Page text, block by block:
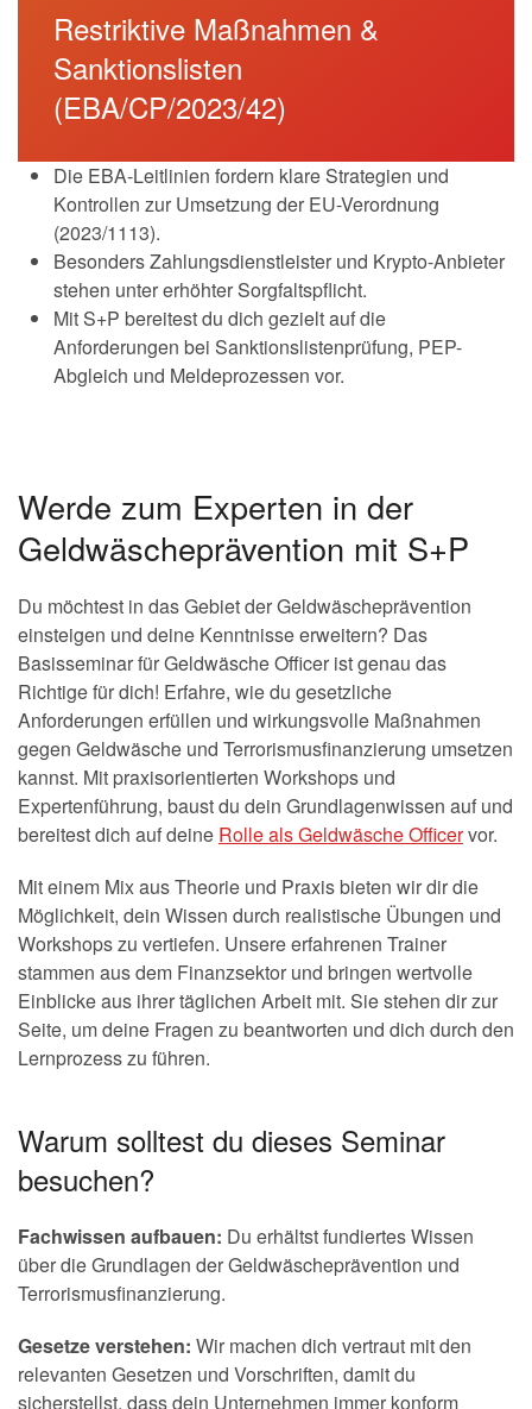
Restriktive Maßnahmen &
Sanktionslisten
(EBA/CP/2023/42)
Die EBA-Leitlinien fordern klare Strategien und
Kontrollen zur Umsetzung der EU-Verordnung
(2023/1113).
Besonders Zahlungsdienstleister und Krypto-Anbieter
stehen unter erhöhter Sorgfaltspflicht.
Mit S+P bereitest du dich gezielt auf die
Anforderungen bei Sanktionslistenprüfung, PEP-
Abgleich und Meldeprozessen vor.
Werde zum Experten in der
Geldwäscheprävention mit S+P
Du möchtest in das Gebiet der Geldwäscheprävention
einsteigen und deine Kenntnisse erweitern? Das
Basisseminar für Geldwäsche Officer ist genau das
Richtige für dich! Erfahre, wie du gesetzliche
Anforderungen erfüllen und wirkungsvolle Maßnahmen
gegen Geldwäsche und Terrorismusfinanzierung umsetzen
kannst. Mit praxisorientierten Workshops und
Expertenführung, baust du dein Grundlagenwissen auf und
bereitest dich auf deine Rolle als Geldwäsche Officervor.
Mit einem Mix aus Theorie und Praxis bieten wir dir die
Möglichkeit, dein Wissen durch realistische Übungen und
Workshops zu vertiefen. Unsere erfahrenen Trainer
stammen aus dem Finanzsektor und bringen wertvolle
Einblicke aus ihrer täglichen Arbeit mit. Sie stehen dir zur
Seite, um deine Fragen zu beantworten und dich durch den
Lernprozess zu führen.
Warum solltest du dieses Seminar
besuchen?
Fachwissen aufbauen: Du erhältst fundiertes Wissen
über die Grundlagen der Geldwäscheprävention und
Terrorismusfinanzierung.
Gesetze verstehen: Wir machen dich vertraut mit den
relevanten Gesetzen und Vorschriften, damit du
sicherstellst, dass dein Unternehmen immer konform